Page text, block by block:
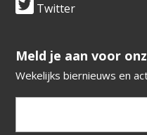
Twitter
​​​​​​​Meld je aan voor
Wekelijks biernieuws en